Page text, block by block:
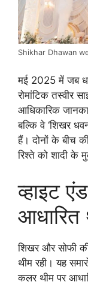
Shikhar Dhawan
मई 2025 में जब
रोमांटिक तस्वीर
आधिकारिक
बल्कि वे ‘शिखर
हैं। दोनों के बीच
रिश्ते को शादी के
व्हाइट
आधारित
शिखर और सोफी
थीम रही। यह
कलर थीम पर